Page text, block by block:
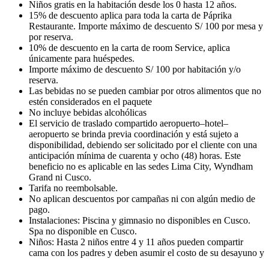
Niños gratis en la habitación desde los 0 hasta 12 años.
15% de descuento aplica para toda la carta de Páprika
Restaurante. Importe máximo de descuento S/ 100 por mesa y
por reserva.
10% de descuento en la carta de room Service, aplica
únicamente para huéspedes.
Importe máximo de descuento S/ 100 por habitación y/o
reserva.
Las bebidas no se pueden cambiar por otros alimentos que no
estén considerados en el paquete
No incluye bebidas alcohólicas
El servicio de traslado compartido aeropuerto–hotel–
aeropuerto se brinda previa coordinación y está sujeto a
disponibilidad, debiendo ser solicitado por el cliente con una
anticipación mínima de cuarenta y ocho (48) horas. Este
beneficio no es aplicable en las sedes Lima City, Wyndham
Grand ni Cusco.
Tarifa no reembolsable.
No aplican descuentos por campañas ni con algún medio de
pago.
Instalaciones: Piscina y gimnasio no disponibles en Cusco.
Spa no disponible en Cusco.
Niños: Hasta 2 niños entre 4 y 11 años pueden compartir
cama con los padres y deben asumir el costo de su desayuno y